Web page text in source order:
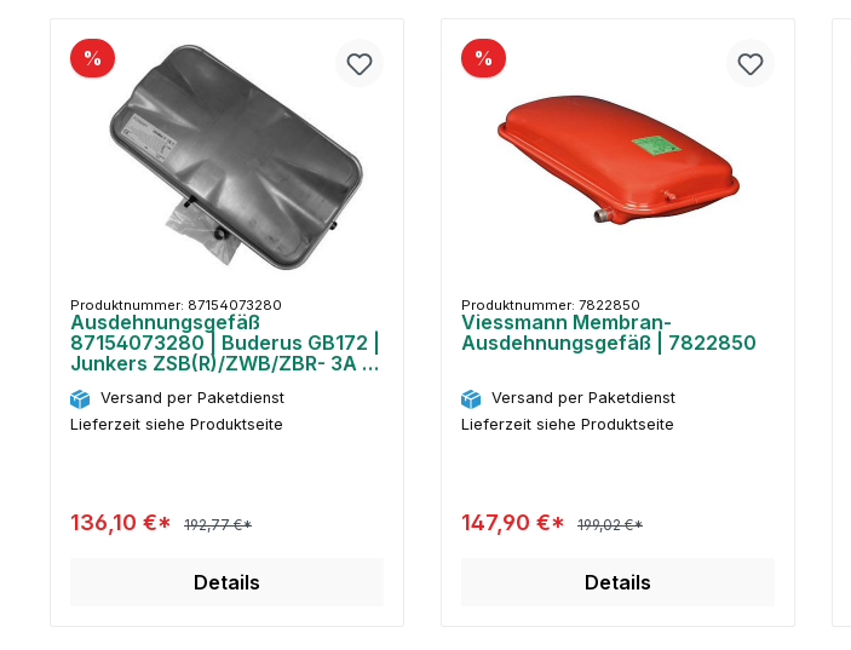
%
Produktnummer: 87154073280
Ausdehnungsgefäß
87154073280 | Buderus GB172 |
Junkers ZSB(R)/ZWB/ZBR- 3A |
12 L
Versand per Paketdienst
Lieferzeit siehe Produktseite
136,10 €* 192,77 €*
Details
%
Produktnummer: 7822850
Viessmann Membran-
Ausdehnungsgefäß | 7822850
Versand per Paketdienst
Lieferzeit siehe Produktseite
147,90 €* 199,02 €*
Details